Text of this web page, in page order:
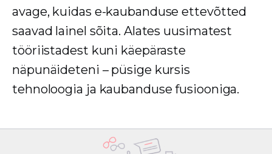
avage, kuidas e-kaubanduse ettevõtted
saavad lainel sõita. Alates uusimatest
tööriistadest kuni käepäraste
näpunäideteni – püsige kursis
tehnoloogia ja kaubanduse fusiooniga.